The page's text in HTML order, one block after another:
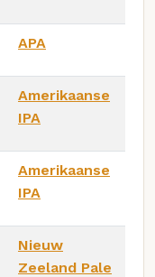
APA
Amerikaanse
IPA
Amerikaanse
IPA
Nieuw
Zeeland Pale